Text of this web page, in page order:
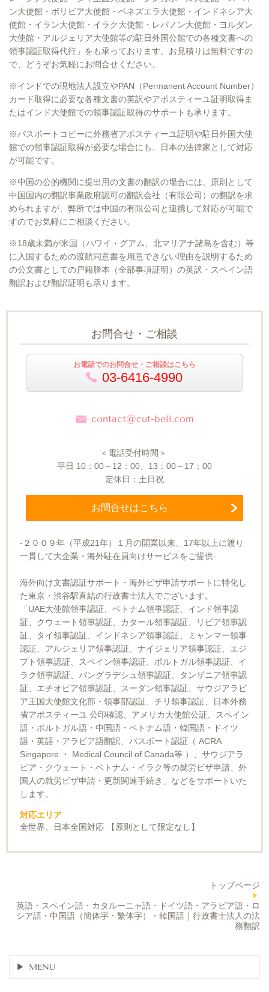
ン大使館・ボリビア大使館・ベネズエラ大使館・インドネシア大
使館・イラン大使館・イラク大使館・レバノン大使館・ヨルダン
大使館・アルジェリア大使館等の駐日外国公館での各種文書への
領事認証取得代行」をも承っております。お見積りは無料ですの
で、どうぞお気軽にお問合せください。
※インドでの現地法人設立やPAN（Permanent Account Number）
カード取得に必要な各種文書の英訳やアポスティーユ証明取得ま
たはインド大使館での領事認証取得のサポートも承ります。
※パスポートコピーに外務省アポスティーユ証明や駐日外国大使
館での領事認証取得が必要な場合にも、日本の法律家として対応
が可能です。
※中国の公的機関に提出用の文書の翻訳の場合には、原則として
中国国内の翻訳事業政府認可の翻訳会社（有限公司）の翻訳を求
められますが、弊所では中国の有限公司と連携して対応が可能で
すのでお気軽にご相談ください。
※18歳未満が米国（ハワイ・グアム、北マリアナ諸島を含む）等
に入国するための渡航同意書を用意できない理由を説明するため
の公文書としての戸籍謄本（全部事項証明）の英訳・スペイン語
翻訳および翻訳証明も承ります。
お問合せ・ご相談
お電話でのお問合せ・ご相談はこちら
03-6416-4990
contact@cut-bell.com
＜電話受付時間＞
平日 10 ： 00～12 ： 00 13 ： 00～17 ： 00
定休日：土日祝
お問合せはこちら
-２００９年（平成21年）１月の開業以来、17年以上に渡り
一貫して大企業・海外駐在員向けサービスをご提供-
海外向け文書認証サポート・海外ビザ申請サポートに特化し
た東京・渋谷駅直結の行政書士法人でございます。
「UAE大使館領事認証、ベトナム領事認証、インド領事認
証、クウェート領事認証、カタール領事認証、リビア領事認
証、タイ領事認証、インドネシア領事認証、ミャンマー領事
認証、アルジェリア領事認証、ナイジェリア領事認証、エジ
プト領事認証、スペイン領事認証、ポルトガル領事認証、イ
ラク領事認証、バングラデシュ領事認証、タンザニア領事認
証、エチオピア領事認証、スーダン領事認証、サウジアラビ
ア王国大使館文化部・領事部認証、チリ領事認証、日本外務
省アポスティーユ 公印確認、アメリカ大使館公証、スペイン
語・ポルトガル語・中国語・ベトナム語・韓国語・ドイツ
語・英語・アラビア語翻訳、パスポート認証（ ACRA
Singapore ・ Medical Council of Canada等 ）、サウジアラ
ビア・クウェート・ベトナム・イラク等の就労ビザ申請、外
国人の就労ビザ申請・更新関連手続き」などをサポートいた
します。
対応エリア
全世界、日本全国対応 【原則として限定なし】
トップページ
英語・スペイン語・カタルーニャ語・ドイツ語・アラビア語・ロ
シア語・中国語（簡体字・繁体字）・韓国語｜行政書士法人の法
務翻訳
MENU